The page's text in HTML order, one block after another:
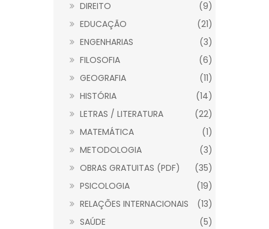
DIREITO
(9)
EDUCAÇÃO
(21)
ENGENHARIAS
(3)
FILOSOFIA
(6)
GEOGRAFIA
(11)
HISTÓRIA
(14)
LETRAS / LITERATURA
(22)
MATEMÁTICA
(1)
METODOLOGIA
(3)
OBRAS GRATUITAS (PDF)
(35)
PSICOLOGIA
(19)
RELAÇÕES INTERNACIONAIS
(13)
SAÚDE
(5)